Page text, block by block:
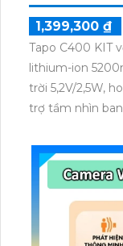
1,399,300 ₫
Tapo C400 KIT
lithium-ion
trời 5,2V/2,5W,
trợ tầm nhìn
dữ liệu qua thẻ